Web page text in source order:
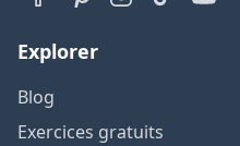
Explorer
Blog
Exercices gratuits